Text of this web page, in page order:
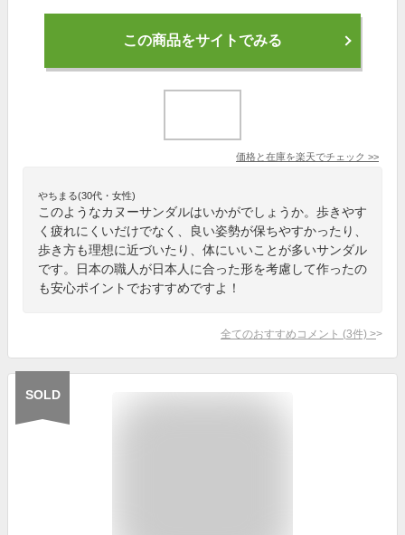
この商品をサイトでみる
価格と在庫を楽天でチェック >>
やちまる(30代・女性)
このようなカヌーサンダルはいかがでしょうか。歩きやす
く疲れにくいだけでなく、良い姿勢が保ちやすかったり、
歩き方も理想に近づいたり、体にいいことが多いサンダル
です。日本の職人が日本人に合った形を考慮して作ったの
も安心ポイントでおすすめですよ！
全てのおすすめコメント (3件) >
SOLD